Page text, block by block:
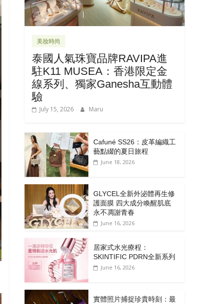
美妝時尚
泰國人氣珠寶品牌RAVIPA進
駐K11 MUSEA：香港限定金
線系列、獨家Ganesha互動體
驗
July 15, 2026 Maru
Cafuné SS26：皮革編織工
藝點綴的夏日旅程
June 18, 2026
GLYCEL全新外泌體再生修
護面膜 四大成分喚醒肌底
永不凋謝青春
June 16, 2026
居家式水光療程：
SKINTIFIC PDRN全新系列
June 16, 2026
實體照片捕捉珍貴時刻：最